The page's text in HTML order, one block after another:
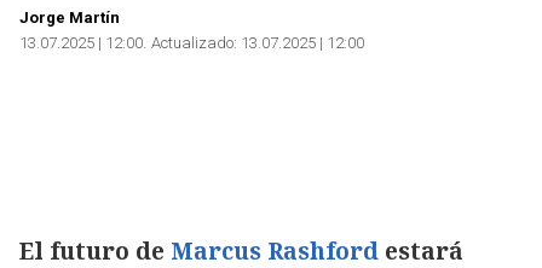
Jorge Martín
13.07.2025 | 12:00 Actualizado: 13.07.2025 | 12:00
El futuro de Marcus Rashford estará